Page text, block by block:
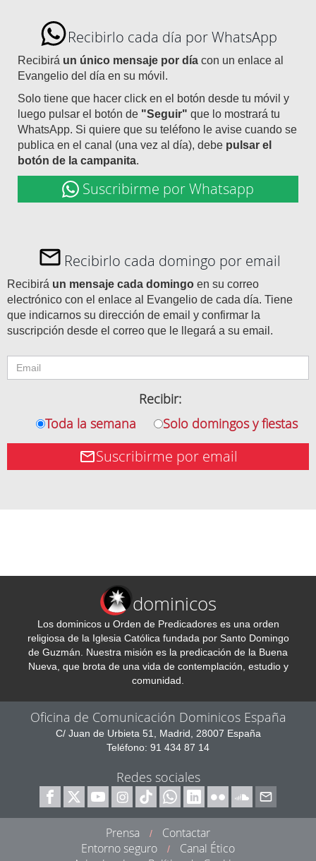
Recibirlo cada día por WhatsApp
Recibirá un único mensaje por día con un enlace al
Evangelio del día en su móvil.
Solo tiene que hacer click en el botón desde tu móvil y
luego pulsar el botón de "Seguir" que lo mostrará tu
WhatsApp. Si quiere que su teléfono le avise cuando se
publica en el canal (una vez al día), debe pulsar el
botón de la campanita.
Suscribirme por Whatsapp
Recibirlo cada domingo por email
Recibirá un mensaje cada domingo en su correo
electrónico con el enlace al Evangelio de cada día. Tiene
que indicarnos su dirección de email y confirmar la
suscripción desde el correo que le llegará a su email.
Recibir:
Toda la semana
Solo domingos y fiestas
Suscribirme por email
dominicos
Los dominicos u Orden de Predicadores es una orden
religiosa de la Iglesia Católica fundada por Santo Domingo
de Guzmán. Nuestra misión es la predicación de la Buena
Nueva, que brota de una vida de contemplación, estudio y
comunidad.
Oficina de Comunicación Dominicos España
C/ Juan de Urbieta 51, Madrid, 28007 España
Teléfono: 91 434 87 14
Redes sociales
Prensa /
Contactar
Entorno seguro
/
Canal Ético